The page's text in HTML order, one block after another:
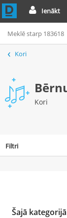
Ienākt
Kori
Kori
Filtri
Šajā